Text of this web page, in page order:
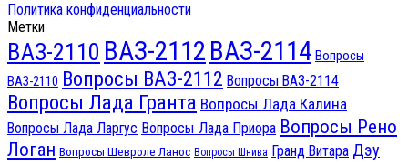
Политика конфиденциальности
Метки
ВАЗ-2110 ВАЗ-2112 ВАЗ-2114 Вопросы
ВАЗ-2110 Вопросы ВАЗ-2112 Вопросы ВАЗ-2114
Вопросы Лада Гранта Вопросы Лада Калина
Вопросы Лада Ларгус Вопросы Лада Приора Вопросы Рено
Логан Вопросы Шевроле Ланос Вопросы Шнива Гранд Витара Дэу